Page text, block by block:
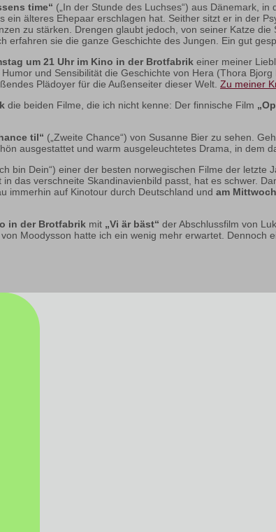
time“ („In der Stunde des Luchses“) aus Dänemark,
älteres Ehepaar erschlagen hat. Seither sitzt er in der
zu stärken. Drengen glaubt jedoch, von seiner Katze
sie die ganze Geschichte des Jungen. Ein gut
um 21 Uhr im Kino in der Brotfabrik einer meiner
und Sensibilität die Geschichte von Hera (Thora
Plädoyer für die Außenseiter dieser Welt. Zu meiner
die beiden Filme, die ich nicht kenne: Der finnische Film
til“ („Zweite Chance“) von Susanne Bier zu sehen.
ausgestattet und warm ausgeleuchtetes Drama, in dem
bin Dein“) einer der besten norwegischen Filme der letzte
das verschneite Skandinavienbild passt, hat es schwer.
immerhin auf Kinotour durch Deutschland und am
in der Brotfabrik mit „Vi är bäst“ der Abschlussfilm von
Moodysson hatte ich ein wenig mehr erwartet. Dennoch